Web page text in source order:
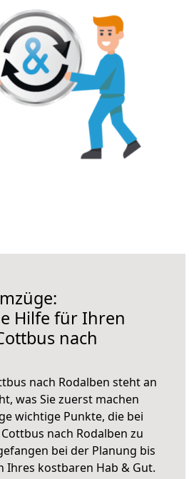
Hilfe für Ihren
nach
nach Rodalben steht an
was Sie zuerst machen
wichtige Punkte, die bei
nach Rodalben zu
bei der Planung bis
Ihres kostbaren Hab & Gut.